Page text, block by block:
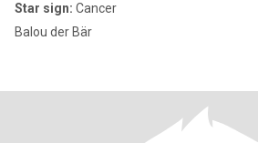
Star sign: Cancer
Balou der Bär